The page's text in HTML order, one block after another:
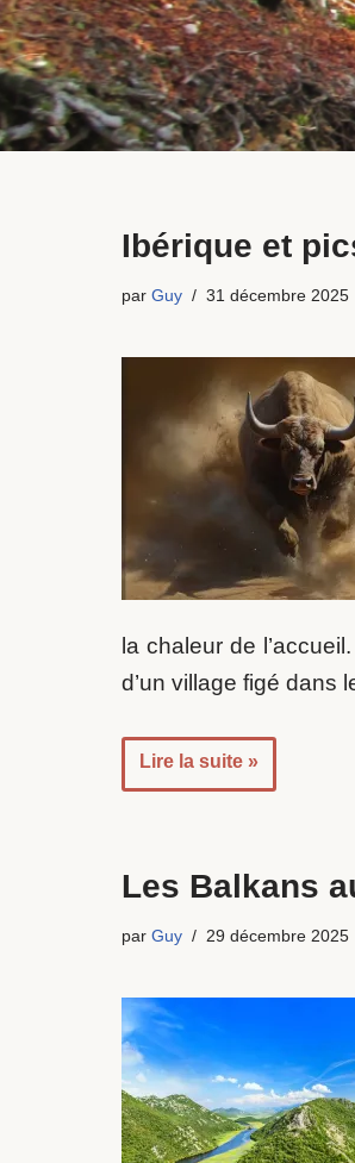
Ibérique et
par Guy 31 décembre 2025
la chaleur de
d’un village figé dans
Lire la suite »
Les Balkans
par Guy 29 décembre 2025